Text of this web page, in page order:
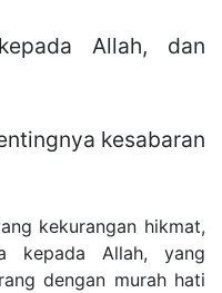
Allah, dan
kesabaran
kekurangan hikmat,
kepada Allah, yang
dengan murah hati